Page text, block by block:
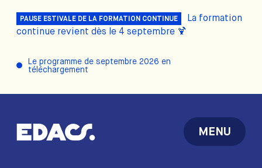
PAUSE ESTIVALE DE LA FORMATION CONTINUE
La formation
continue revient dès le 4 septembre 🍹
Le programme de septembre 2026 en
téléchargement
MENU